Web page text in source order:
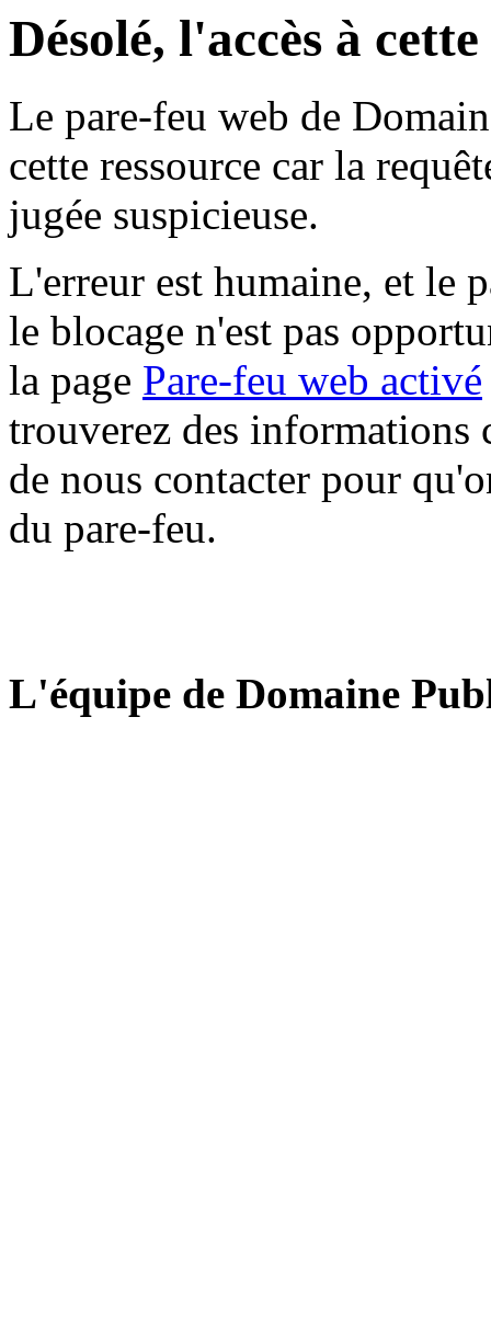
Désolé, l'accès à
Le pare-feu web de
cette ressource car la
jugée suspicieuse.
L'erreur est humaine, et le
le blocage n'est pas
la page Pare-feu web activé
trouverez des informations
de nous contacter pour
du pare-feu.
L'équipe de Domaine